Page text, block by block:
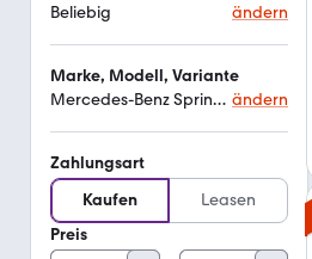
Beliebig
ändern
Marke, Modell, Variante
Mercedes-Benz Sprinter ändern
Zahlungsart
Kaufen
Leasen
Preis